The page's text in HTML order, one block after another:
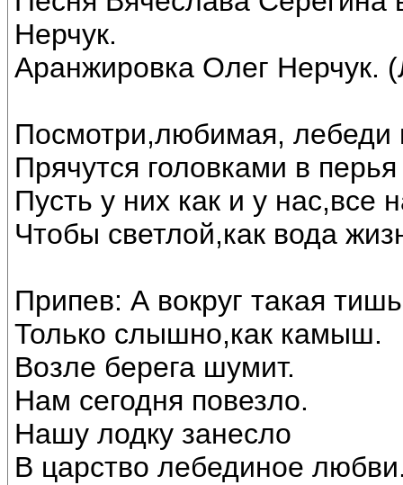
Нерчук.
Аранжировка Олег Нерчук.
Посмотри,любимая, лебеди
Прячутся головками в
Пусть у них как и у нас,все
Чтобы светлой,как вода
Припев: А вокруг такая
Только слышно,как камыш.
Возле берега шумит.
Нам сегодня повезло.
Нашу лодку занесло
В царство лебединое